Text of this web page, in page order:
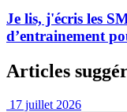
Je lis, j'écris les
d’entrainement
Articles
17 juillet 2026